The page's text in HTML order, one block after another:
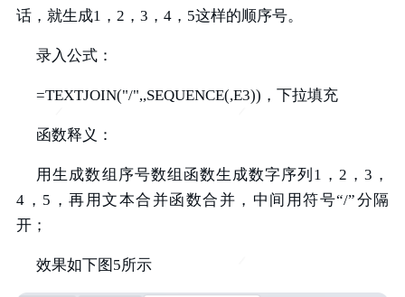
话，就生成1，2，3，4，5这样的顺序号。
录入公式：
=TEXTJOIN("/",,SEQUENCE(,E3))，下拉填充
函数释义：
用生成数组序号数组函数生成数字序列1，2，3，
4，5，再用文本合并函数合并，中间用符号“/”分隔
开；
效果如下图5所示